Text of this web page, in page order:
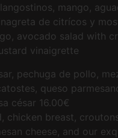
mango,
de citrícos y
avocado salad with
vinaigrette
pechuga de pollo,
queso
césar 16.00€
chicken breast,
cheese, and our